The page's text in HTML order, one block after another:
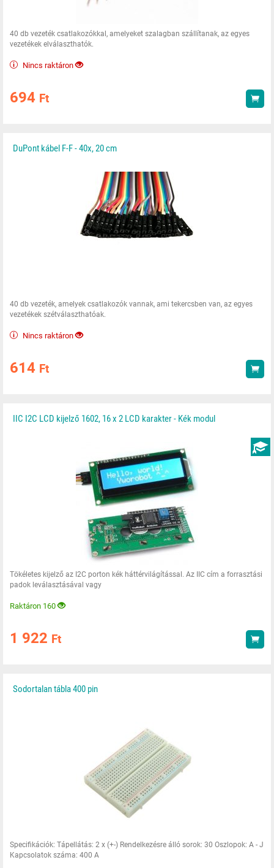
40 db vezeték csatlakozókkal, amelyeket szalagban szállítanak, az egyes
vezetékek elválaszthatók.
Nincs raktáron
694 Ft
DuPont kábel F-F - 40x, 20 cm
40 db vezeték, amelyek csatlakozók vannak, ami tekercsben van, az egyes
vezetékek szétválaszthatóak.
Nincs raktáron
614 Ft
IIC I2C LCD kijelző 1602, 16 x 2 LCD karakter - Kék modul
Tökéletes kijelző az I2C porton kék háttérvilágítással. Az IIC cím a forrasztási
padok leválasztásával vagy
Raktáron 160
1 922 Ft
Sodortalan tábla 400 pin
Specifikációk: Tápellátás: 2 x (+-) Rendelkezésre álló sorok: 30 Oszlopok: A - J
Kapcsolatok száma: 400 A